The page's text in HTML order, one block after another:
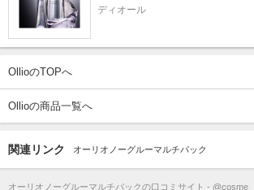
ディオール
OllioのTOPへ
Ollioの商品一覧へ
関連リンク オーリオノーグルーマルチパック
オーリオノーグルーマルチパックの口コミサイト - @cosme